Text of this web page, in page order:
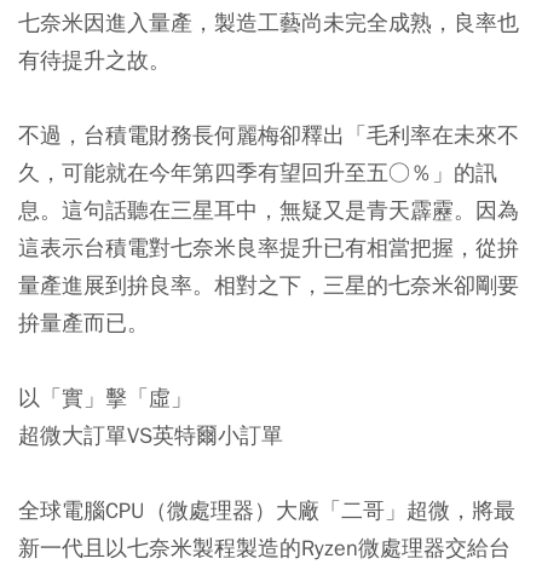
七奈米因進入量產，製造工藝尚未完全成熟，良率也
有待提升之故。
不過，台積電財務長何麗梅卻釋出「毛利率在未來不
久，可能就在今年第四季有望回升至五○％」的訊
息。這句話聽在三星耳中，無疑又是青天霹靂。因為
這表示台積電對七奈米良率提升已有相當把握，從拚
量產進展到拚良率。相對之下，三星的七奈米卻剛要
拚量產而已。
以「實」擊「虛」
超微大訂單VS英特爾小訂單
全球電腦CPU（微處理器）大廠「二哥」超微，將最
新一代且以七奈米製程製造的Ryzen微處理器交給台